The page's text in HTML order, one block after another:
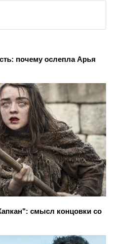
почему ослепла Арья
смысл концовки со